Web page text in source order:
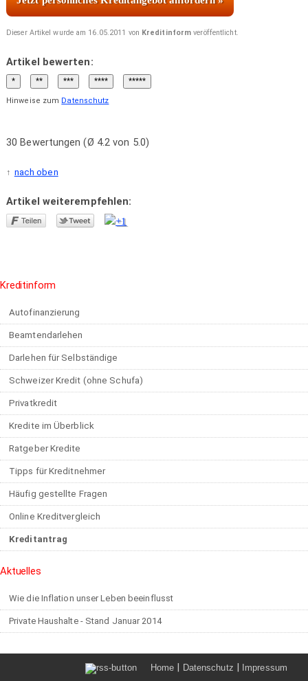
Dieser Artikel wurde am 16.05.2011 von Kreditinform veröffentlicht.
Artikel bewerten:
Hinweise zum Datenschutz
30 Bewertungen (Ø 4.2 von 5.0)
nach oben
Artikel weiterempfehlen:
Kreditinform
Autofinanzierung
Beamtendarlehen
Darlehen für Selbständige
Schweizer Kredit (ohne Schufa)
Privatkredit
Kredite im Überblick
Ratgeber Kredite
Tipps für Kreditnehmer
Häufig gestellte Fragen
Online Kreditvergleich
Kreditantrag
Aktuelles
Wie die Inflation unser Leben beeinflusst
Private Haushalte - Stand Januar 2014
Home Datenschutz Impressum